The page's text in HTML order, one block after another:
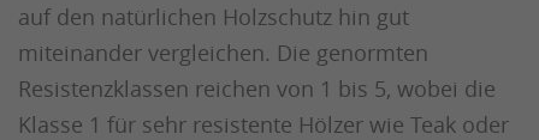
auf den natürlichen Holzschutz hin gut
miteinander vergleichen. Die genormten
Resistenzklassen reichen von 1 bis 5, wobei die
Klasse 1 für sehr resistente Hölzer wie Teak oder